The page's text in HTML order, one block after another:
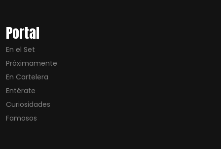
Portal
En el Set
Próximamente
En Cartelera
Entérate
Curiosidades
Famosos